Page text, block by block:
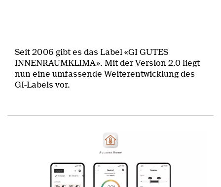
Seit 2006 gibt es das Label «GI GUTES
INNENRAUMKLIMA». Mit der Version 2.0 liegt
nun eine umfassende Weiterentwicklung des
GI-Labels vor.